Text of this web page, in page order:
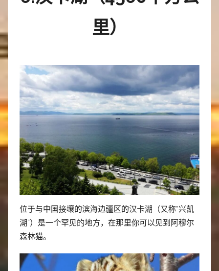
里）
位于与中国接壤的滨海边疆区的汉卡湖（又称“兴凯
湖”）是一个罕见的地方，在那里你可以见到阿穆尔
森林猫。